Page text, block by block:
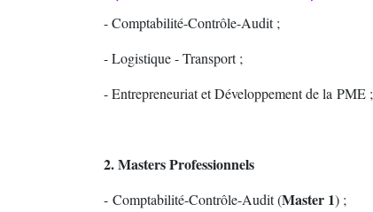
- Comptabilité-Contrôle-Audit ;
- Logistique - Transport ;
- Entrepreneuriat et Développement de la PME ;
2. Masters Professionnels
- Comptabilité-Contrôle-Audit (Master 1) ;